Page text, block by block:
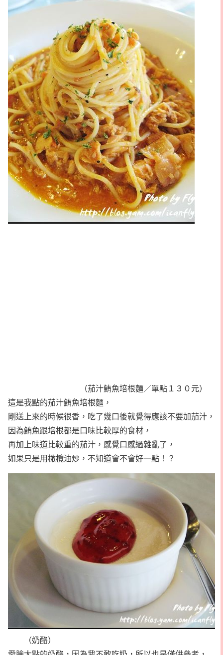
（茄汁鮪魚培根麵／單點１３０元）
這是我點的茄汁鮪魚培根麵，
剛送上來的時候很香，吃了幾口後就覺得應該不要加茄汁，
因為鮪魚跟培根都是口味比較厚的食材，
再加上味道比較重的茄汁，感覺口感過雜亂了，
如果只是用橄欖油炒，不知道會不會好一點！？
（奶酪）